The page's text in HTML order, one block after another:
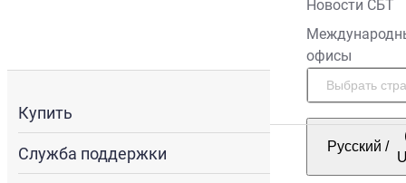
Новости СБТ
офисы
Русский /
Купить
Служба поддержки